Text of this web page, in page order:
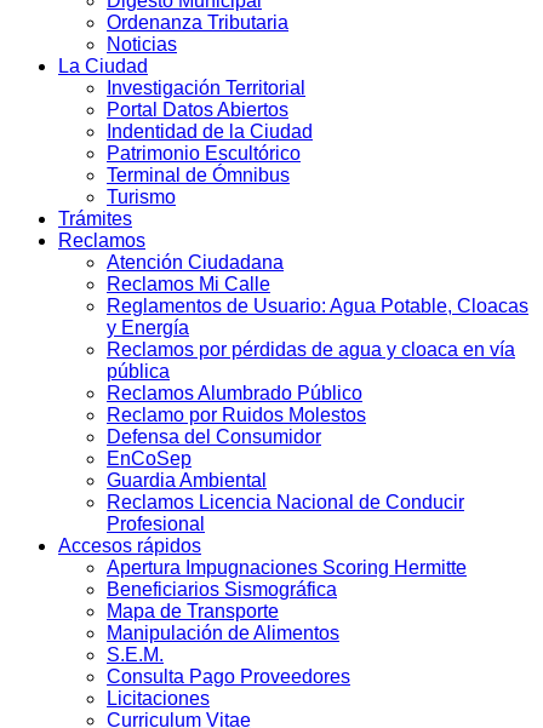
Ordenanza Tributaria
Noticias
La Ciudad
Investigación Territorial
Portal Datos Abiertos
Indentidad de la Ciudad
Patrimonio Escultórico
Terminal de Ómnibus
Turismo
Trámites
Reclamos
Atención Ciudadana
Reclamos Mi Calle
Reglamentos de Usuario: Agua Potable, Cloacas
y Energía
Reclamos por pérdidas de agua y cloaca en vía
pública
Reclamos Alumbrado Público
Reclamo por Ruidos Molestos
Defensa del Consumidor
EnCoSep
Guardia Ambiental
Reclamos Licencia Nacional de Conducir
Profesional
Accesos rápidos
Apertura Impugnaciones Scoring Hermitte
Beneficiarios Sismográfica
Mapa de Transporte
Manipulación de Alimentos
S.E.M.
Consulta Pago Proveedores
Licitaciones
Curriculum Vitae